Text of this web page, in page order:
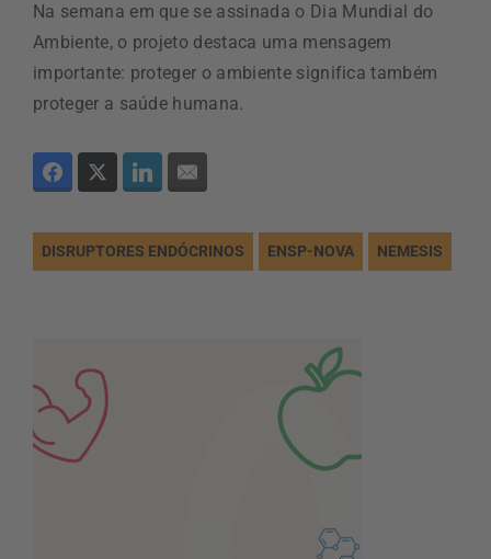
Na semana em que se assinada o Dia Mundial do
Ambiente, o projeto destaca uma mensagem
importante: proteger o ambiente significa também
proteger a saúde humana.
DISRUPTORES ENDÓCRINOS ENSP-NOVA NEMESIS